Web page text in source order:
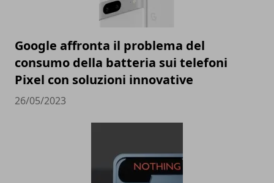
Google affronta il problema del
consumo della batteria sui telefoni
Pixel con soluzioni innovative
26/05/2023